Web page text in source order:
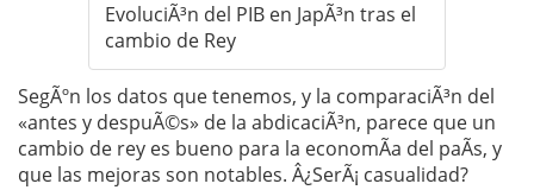
EvoluciÃ³n del PIB en JapÃ³n tras el
cambio de Rey
SegÃºn los datos que tenemos, y la comparaciÃ³n del
«antes y despuÃ©s» de la abdicaciÃ³n, parece que un
cambio de rey es bueno para la economÃ­a del paÃ­s, y
que las mejoras son notables. Â¿SerÃ¡ casualidad?